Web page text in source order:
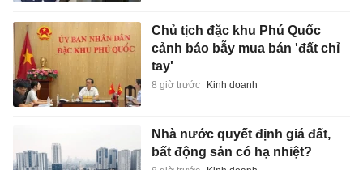
Chủ tịch đặc khu Phú Quốc
cảnh báo bẫy mua bán 'đất chỉ
tay'
8 giờ trước Kinh doanh
Nhà nước quyết định giá đất,
bất động sản có hạ nhiệt?